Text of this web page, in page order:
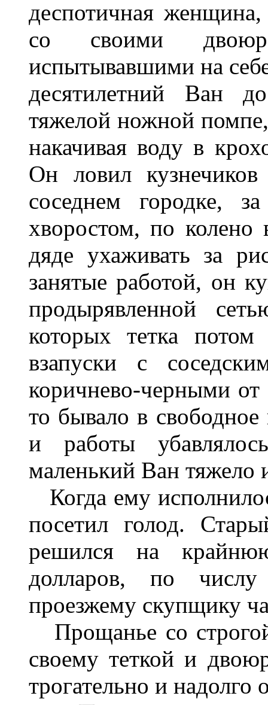
деспотичная
со своими
испытывавшими на
десятилетний Ван
тяжелой ножной
накачивая воду в
Он ловил
соседнем городке,
хворостом, по
дяде ухаживать за
занятые работой, он
продырявленной
которых тетка
взапуски с
коричнево-черными
то бывало в
и работы
маленький Ван тяжело
Когда ему
посетил голод.
решился на
долларов, по
проезжему скупщику
Прощанье со
своему теткой и
трогательно и надолго